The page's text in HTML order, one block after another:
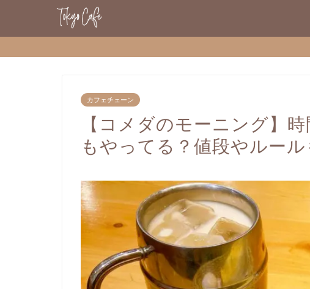
カフェチェーン
【コメダのモーニング】
もやってる？値段やルール